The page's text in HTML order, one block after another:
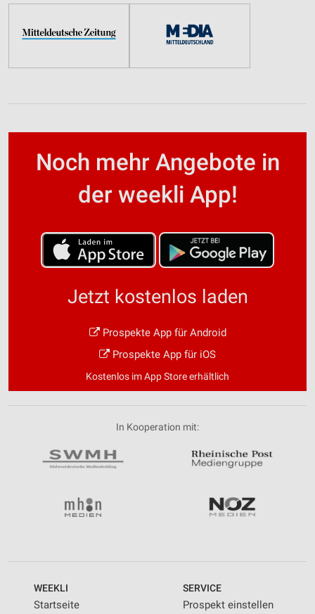
Noch mehr Angebote in
der weekli App!
Jetzt kostenlos laden
Prospekte App für Android
Prospekte App für iOS
Kostenlos im App Store erhältlich
In Kooperation mit:
WEEKLI
Startseite
SERVICE
Prospekt einstellen